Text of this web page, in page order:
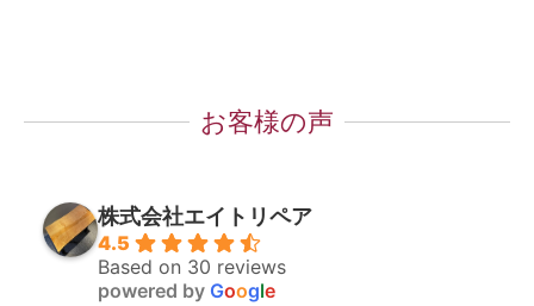
お客様の声
株式会社エイトリペア
4.5
Based on 30 reviews
powered by Google